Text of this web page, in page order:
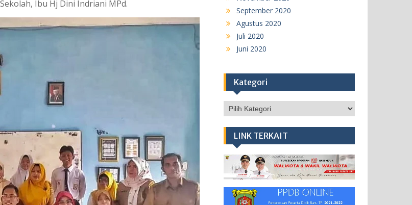
Ibu Hj Dini Indriani MPd.
September 2020
Agustus 2020
Juli 2020
Juni 2020
Kategori
Kategori
LINK TERKAIT